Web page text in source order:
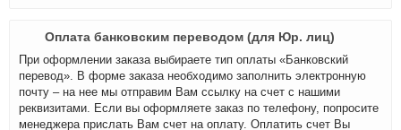
Оплата банковским переводом (для Юр. лиц)
При оформлении заказа выбираете тип оплаты «Банковский
перевод». В форме заказа необходимо заполнить электронную
почту – на нее мы отправим Вам ссылку на счет с нашими
реквизитами. Если вы оформляете заказ по телефону, попросите
менеджера прислать Вам счет на оплату. Оплатить счет Вы